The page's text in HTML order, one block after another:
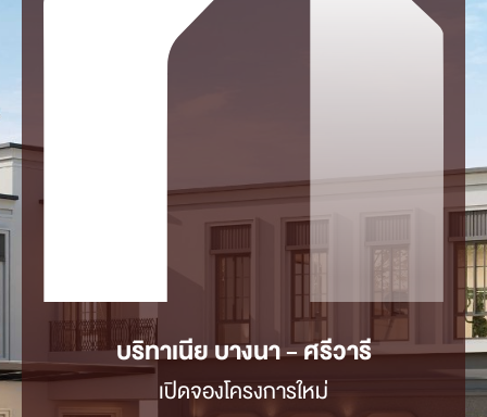
บริทาเนีย บางนา - ศรีวารี
เปิดจองโครงการใหม่